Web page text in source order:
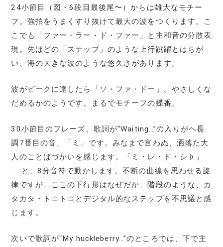
24小節目（図・6段目最後尾〜）からは雄大なモチー
フ。強拍をうまくすり抜けて最大の波をつくります。こ
こでも「ファー・ラー・ド・ファー」と主和音の分散表
現。先ほどの「ステップ」のような上行跳躍とはちが
い、海の大きな波のような悠久さがあります。
波がピークに達したら「ソ・ファ・ドー」。やさしくな
だめるかのようです。まるでモチーフの蝶番。
30小節目のフレーズ、歌詞が“Waiting…”の入りがヘ長
調7番目の音、「ミ」です。みなまで言わぬ、洒落た大
人のことばづかいを感じます。「ミ・レ・ド・シ♭」
……と、8分音符で動かします。不断の曲線を思わせる旋
律ですが、ここの下行形はなぜだか、階段のような、カ
タカタ・トコトコとデジタル的なステップを不思議と感
じます。
次いで歌詞が“My huckleberry…”のところでは、下で主